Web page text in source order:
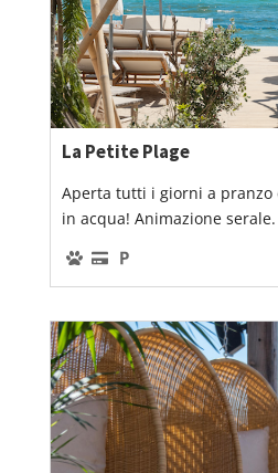
La Petite Plage
Aperta tutti i giorni a pranzo
in acqua! Animazione serale.